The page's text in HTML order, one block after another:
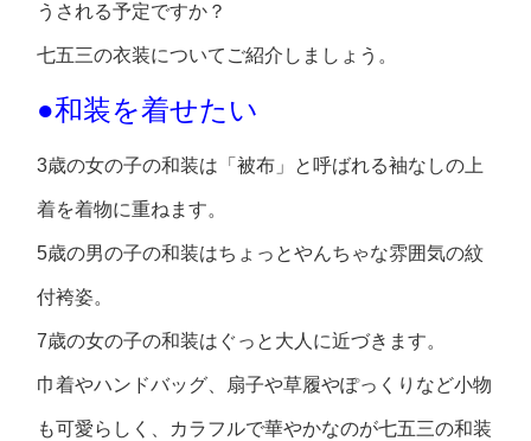
うされる予定ですか？
七五三の衣装についてご紹介しましょう。
●和装を着せたい
3歳の女の子の和装は「被布」と呼ばれる袖なしの上
着を着物に重ねます。
5歳の男の子の和装はちょっとやんちゃな雰囲気の紋
付袴姿。
7歳の女の子の和装はぐっと大人に近づきます。
巾着やハンドバッグ、扇子や草履やぽっくりなど小物
も可愛らしく、カラフルで華やかなのが七五三の和装